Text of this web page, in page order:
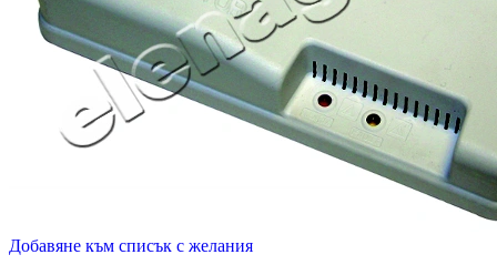
Добавяне към списък с желания